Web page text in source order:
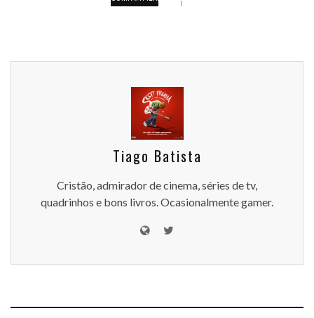
Tiago Batista
Cristão, admirador de cinema, séries de tv,
quadrinhos e bons livros. Ocasionalmente gamer.